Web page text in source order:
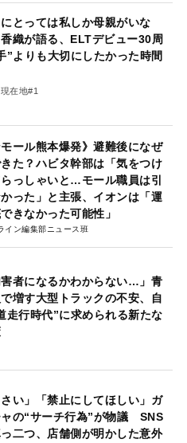
にとっては私しか母親がいな
織が語る、ELTデビュー30周
”よりも大切にしたかった時間
在地#1
モール熊本爆発》避難後になぜ
た？ハビタ幹部は「気をつけ
っしゃいと…モール職員は引
った」と主張、イオンは「運
きなかった可能性」
イン編集部ニュース班
害者になるかわからない…」青
増す大型トラックの不安、自
走行時代”に求められる新たな
さい」「禁止にしてほしい」ガ
の“サーチ行為”が物議 SNS
二つ、店舗側が明かした意外